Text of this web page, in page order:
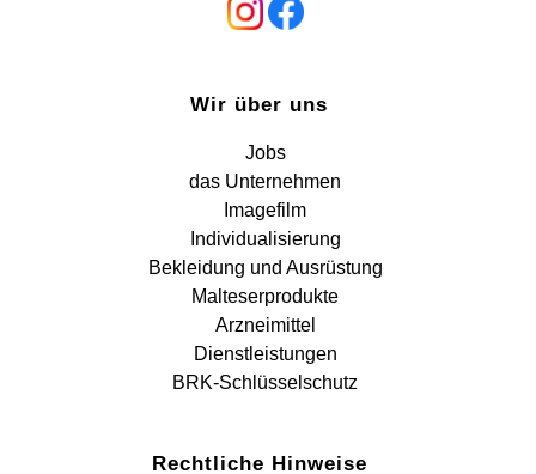
Wir über uns
Jobs
das Unternehmen
Imagefilm
Individualisierung
Bekleidung und Ausrüstung
Malteserprodukte
Arzneimittel
Dienstleistungen
BRK-Schlüsselschutz
Rechtliche Hinweise